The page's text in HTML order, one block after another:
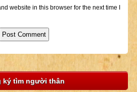
website in this browser for the next time I
ký tìm người thân